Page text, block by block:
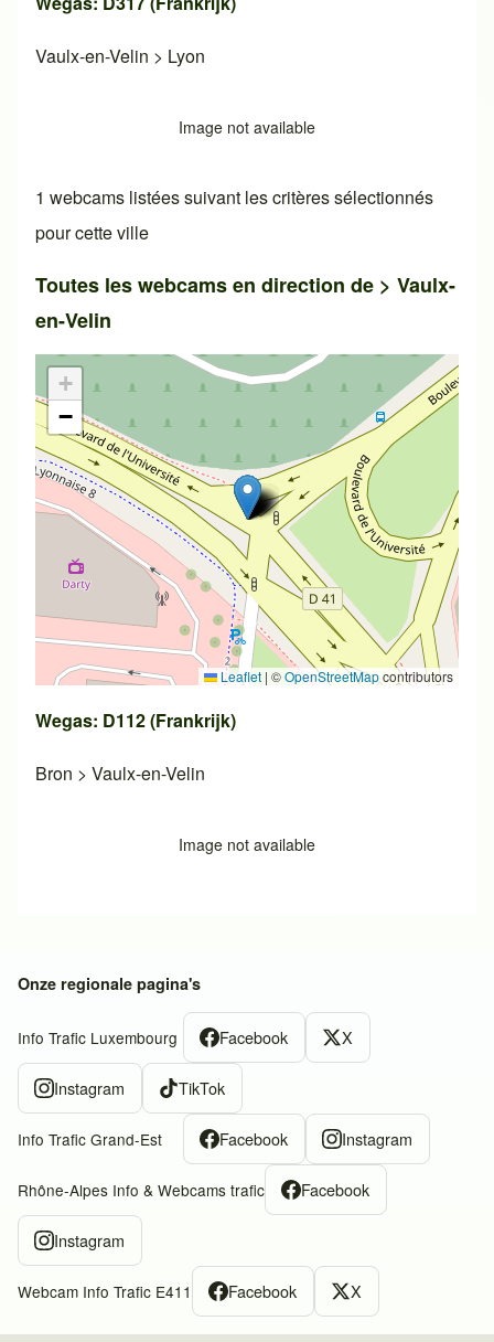
Vaulx-en-Velin > Lyon
Image not available
1 webcams listées suivant les critères sélectionnés
pour cette ville
Toutes les webcams en direction de > Vaulx-
en-Velin
+
−
Leaflet | ©OpenStreetMapcontributors
Wegas: D112 (Frankrijk)
Bron > Vaulx-en-Velin
Image not available
Onze regionale pagina's
Info Trafic Luxembourg Facebook X
Instagram TikTok
Info Trafic Grand-Est Facebook Instagram
Rhône-Alpes Info & Webcams trafic Facebook
Instagram
Webcam Info Trafic E411 Facebook X